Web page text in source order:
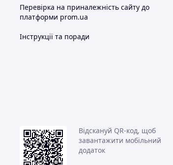
Перевірка на приналежність сайту до
платформи prom.ua
Інструкції та поради
Відскануй QR-код, щоб
завантажити мобільний
додаток